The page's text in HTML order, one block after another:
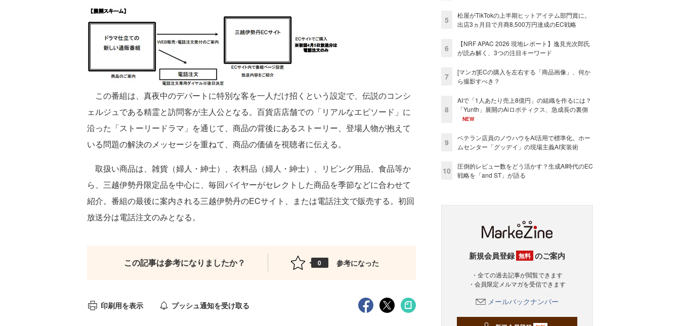
この番組は、真夜中のデパートに特別な客を一人だけ招くという設定で、伝説のコンシ
ェルジュである精霊と訪問客が主人公となる。百貨店店舗での「リアルなエピソード」に
沿った「ストーリードラマ」を通じて、商品の背後にあるストーリー、登場人物が抱えて
いる問題の解決のメッセージを重ねて、商品の価値を視聴者に伝える。
取扱い商品は、雑貨（婦人・紳士）、衣料品（婦人・紳士）、リビング用品、食品等か
ら、三越伊勢丹限定品を中心に、毎回バイヤーがセレクトした商品を季節などに合わせて
紹介。番組の最後に案内される三越伊勢丹のECサイト、または電話注文で販売する。初回
放送分は電話注文のみとなる。
この記事は参考になりましたか？ 0 参考になった
印刷用を表示 プッシュ通知を受け取る
5
松屋がTikTokの上半期ヒットアイテム部門賞に。
出店3ヵ月目で月商8,500万円達成のEC戦略
6
【NRF APAC 2026 現地レポート】逸見光次郎氏
が読み解く、3つの注目キーワード
7
[マンガ]ECの購入を左右する「商品画像」、何か
ら撮影すべき？
8
AIで「1人あたり売上8億円」の組織を作るには？
「Yunth」展開のAiロボティクス、急成長の裏側
NEW
9
ベテラン店員のノウハウをAI活用で標準化。ホー
ムセンター「グッデイ」の現場主義AI実装術
10
圧倒的レビュー数をどう活かす？生成AI時代のEC
戦略を「and ST」が語る
新規会員登録 無料 のご案内
・全ての過去記事が閲覧できます
・会員限定メルマガを受信できます
メールバックナンバー